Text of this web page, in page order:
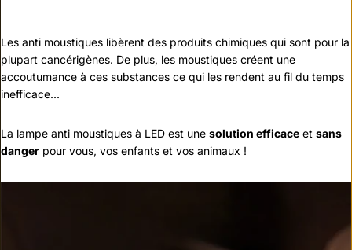
Les anti moustiques libèrent des produits chimiques qui sont pour la
plupart cancérigènes. De plus, les moustiques créent une
accoutumance à ces substances ce qui les rendent au fil du temps
inefficace...
La lampe anti moustiques à LED est une solution efficace et sans
danger pour vous, vos enfants et vos animaux !